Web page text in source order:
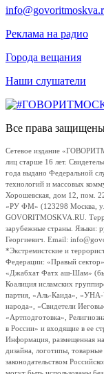
Реклама на радио
Города вещания
Наши слушатели
Все права
Сетевое издание
лиц старше 16 лет.
года выдано Федеральной
технологий и массовых
Хорошевская, дом 12, пом.
«РУ ФМ» (123298 Москва,
GOVORITMOSKVA.RU.
зарубежные страны. Языки:
Георгиевич. Email:
*Экстремистские и
Федерации: «Правый
«Джабхат Фатх аш-Шам»
Коалиция исламских
партия, «Аль-Каида»,
народа», «Свидетели
«Артподготовка»,
в России» и входящие в ее
Информация, размещенная
дизайна, логотипы,
законодательством